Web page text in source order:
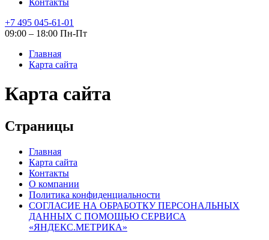
Контакты
+7 495 045-61-01
09:00 – 18:00 Пн-Пт
Главная
Карта сайта
Карта сайта
Страницы
Главная
Карта сайта
Контакты
О компании
Политика конфиденциальности
СОГЛАСИЕ НА ОБРАБОТКУ ПЕРСОНАЛЬНЫХ
ДАННЫХ С ПОМОЩЬЮ СЕРВИСА
«ЯНДЕКС.МЕТРИКА»